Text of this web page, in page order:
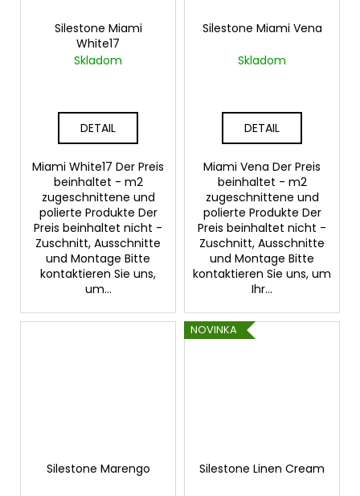
Silestone Miami
White17
Skladom
DETAIL
Miami White17 Der Preis
beinhaltet - m2
zugeschnittene und
polierte Produkte Der
Preis beinhaltet nicht -
Zuschnitt, Ausschnitte
und Montage Bitte
kontaktieren Sie uns,
um...
Silestone Miami Vena
Skladom
DETAIL
Miami Vena Der Preis
beinhaltet - m2
zugeschnittene und
polierte Produkte Der
Preis beinhaltet nicht -
Zuschnitt, Ausschnitte
und Montage Bitte
kontaktieren Sie uns, um
Ihr...
Silestone Marengo
NOVINKA
Silestone Linen Cream